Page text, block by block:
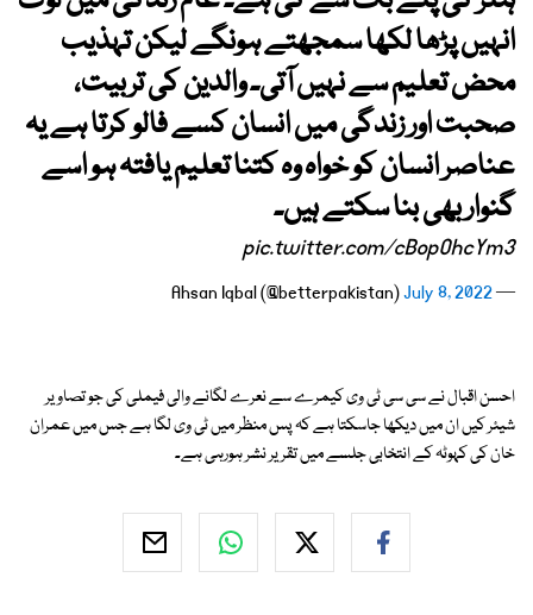
انہیں پڑھا لکھا سمجھتے ہونگے لیکن تہذیب
محض تعلیم سے نہیں آتی۔ والدین کی تربیت،
صحبت اور زندگی میں انسان کسے فالو کرتا ہے یہ
عناصر انسان کو خواہ وہ کتنا تعلیم یافتہ ہو اسے
گنوار بھی بنا سکتے ہیں۔
pic.twitter.com/cBopOhcYm3
— Ahsan Iqbal (@betterpakistan)
July 8, 2022
احسن اقبال نے سی سی ٹی وی کیمرے سے نعرے لگانے والی فیملی کی جو تصاویر
شیئر کیں ان میں دیکھا جاسکتا ہے کہ پس منظر میں ٹی وی لگا ہے جس میں عمران
خان کی کہوٹہ کے انتخابی جلسے میں تقریر نشر ہورہی ہے۔